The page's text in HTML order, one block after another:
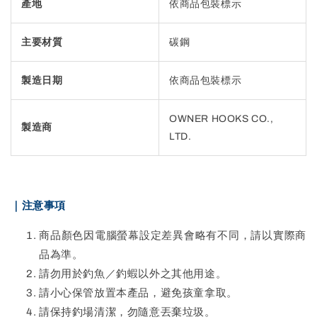
產地 依商品包裝標示
主要材質 碳鋼
製造日期 依商品包裝標示
製造商
OWNER HOOKS CO.,
LTD.
｜注意事項
商品顏色因電腦螢幕設定差異會略有不同，請以實際商
品為準。
請勿用於釣魚／釣蝦以外之其他用途。
請小心保管放置本產品，避免孩童拿取。
請保持釣場清潔，勿隨意丟棄垃圾。